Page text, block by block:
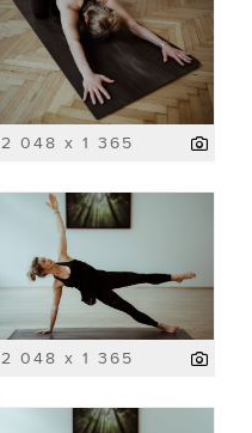
2 048 x 1 365
2 048 x 1 365